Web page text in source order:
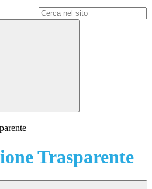
Trasparente